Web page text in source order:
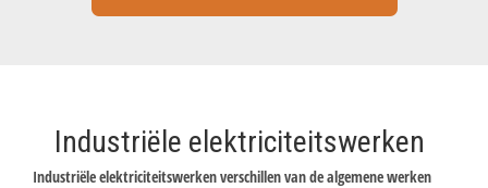
Industriële elektriciteitswerken
Industriële elektriciteitswerken verschillen van de algemene werken